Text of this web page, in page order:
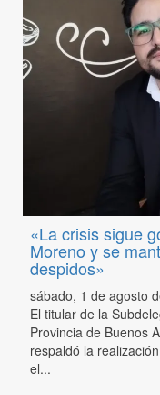
«La crisis sigue
Moreno y se
despidos»
sábado, 1 de agosto
El titular de la
Provincia de Buenos
respaldó la
el...